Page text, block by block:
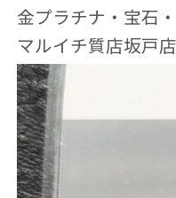
金プラチナ・宝石
マルイチ質店坂戸